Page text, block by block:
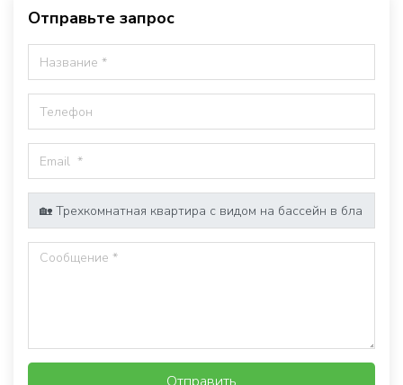
Отправьте запрос